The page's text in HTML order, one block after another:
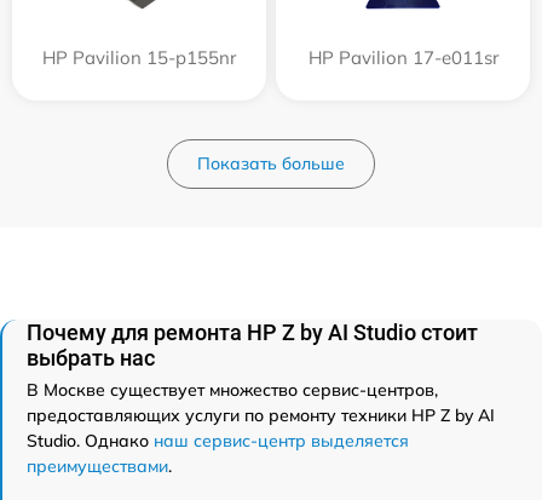
HP Pavilion 15-p155nr HP Pavilion 17-e011sr
Показать больше
Почему для ремонта HP Z by AI Studio стоит
выбрать нас
В Москве существует множество сервис-центров,
предоставляющих услуги по ремонту техники HP Z by AI
Studio. Однако наш сервис-центр выделяется
преимуществами.